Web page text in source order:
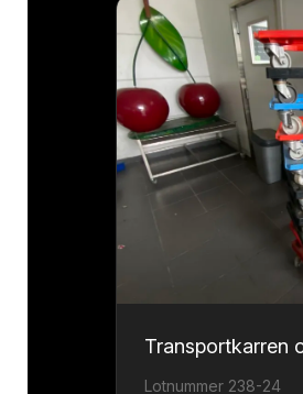
Transportkarren
Lotnummer 238-24